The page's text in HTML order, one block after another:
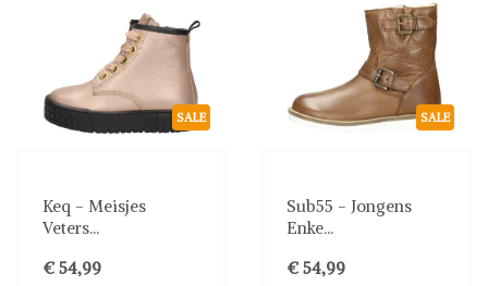
SALE
Keq - Meisjes
Veters...
€ 54,99
SALE
Sub55 - Jongens
Enke...
€ 54,99